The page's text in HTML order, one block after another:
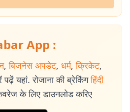
App :
, बिजनेस अपडेट, धर्म, क्रिकेट,
यहां. रोजाना की ब्रेकिंग हिंदी
के लिए डाउनलोड करिए